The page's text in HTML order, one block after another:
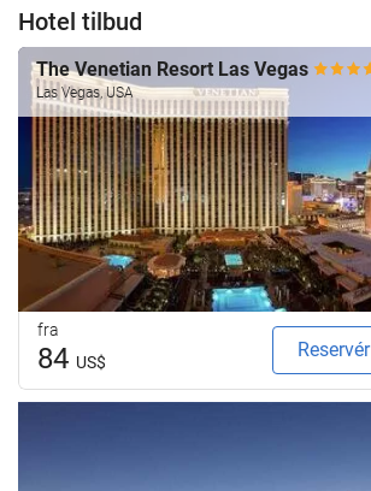
Hotel tilbud
The Venetian Resort Las Vegas
Las Vegas, USA
fra
84 US$
Reservér